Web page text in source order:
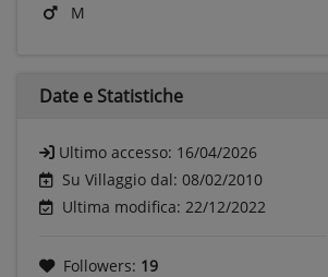
M
Date e Statistiche
Ultimo accesso: 16/04/2026
Su Villaggio dal: 08/02/2010
Ultima modifica: 22/12/2022
Followers: 19